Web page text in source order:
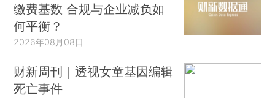
缴费基数 合规与企业减负如
何平衡？
2026年08月08日
财新周刊｜透视女童基因编辑
死亡事件